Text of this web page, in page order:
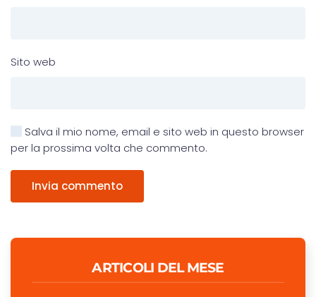
Sito web
Salva il mio nome, email e sito web in questo browser
per la prossima volta che commento.
Invia commento
ARTICOLI DEL MESE